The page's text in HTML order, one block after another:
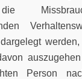
Person